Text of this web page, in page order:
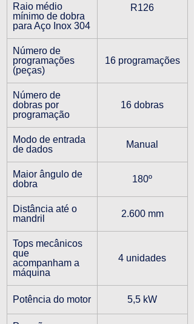
Raio médio
mínimo de dobra
para Aço Inox 304
R126
Número de
programações
(peças)
16 programações
Número de
dobras por
programação
16 dobras
Modo de entrada
de dados
Manual
Maior ângulo de
dobra
180º
Distância até o
mandril
2.600 mm
Tops mecânicos
que
acompanham a
máquina
4 unidades
Potência do motor 5,5 kW